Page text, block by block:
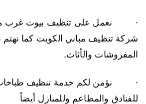
· نعمل على تنظيف بيوت غرب
شركة تنظيف مباني الكويت كما نهتم
المفروشات والأثاث.
· نؤمن لكم خدمة تنظيف
للفنادق والمطاعم وللمنازل أيضاً